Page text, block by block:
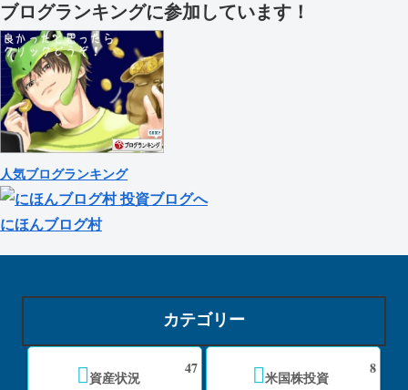
ブログランキングに参加しています！
人気ブログランキング
にほんブログ村
カテゴリー
資産状況
47
米国株投資
8